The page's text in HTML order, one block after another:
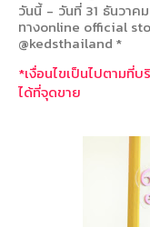
วันนี้ - วันที่31 ธันวาคม
ทางonline official
@kedsthailand *
*เงื่อนไขเป็นไปตามที่
ได้ที่จุดขาย